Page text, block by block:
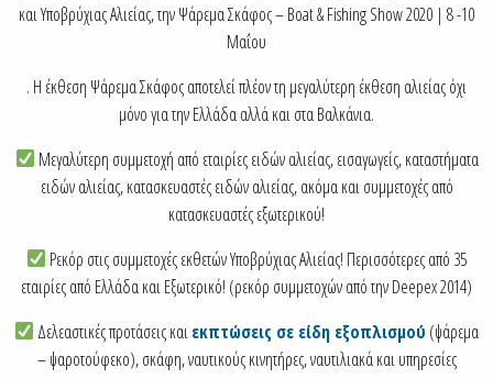
και Υποβρύχιας Αλιείας, την Ψάρεμα Σκάφος – Boat & Fishing Show 2020 | 8 -10
Μαΐου
. Η έκθεση Ψάρεμα Σκάφος αποτελεί πλέον τη μεγαλύτερη έκθεση αλιείας όχι
μόνο για την Ελλάδα αλλά και στα Βαλκάνια.
Μεγαλύτερη συμμετοχή από εταιρίες ειδών αλιείας, εισαγωγείς, καταστήματα
ειδών αλιείας, κατασκευαστές ειδών αλιείας, ακόμα και συμμετοχές από
κατασκευαστές εξωτερικού!
Ρεκόρ στις συμμετοχές εκθετών Υποβρύχιας Αλιείας! Περισσότερες από 35
εταιρίες από Ελλάδα και Εξωτερικό! (ρεκόρ συμμετοχών από την Deepex 2014)
Δελεαστικές προτάσεις καιεκπτώσεις σε είδη εξοπλισμού (ψάρεμα
– ψαροτούφεκο), σκάφη, ναυτικούς κινητήρες, ναυτιλιακά και υπηρεσίες